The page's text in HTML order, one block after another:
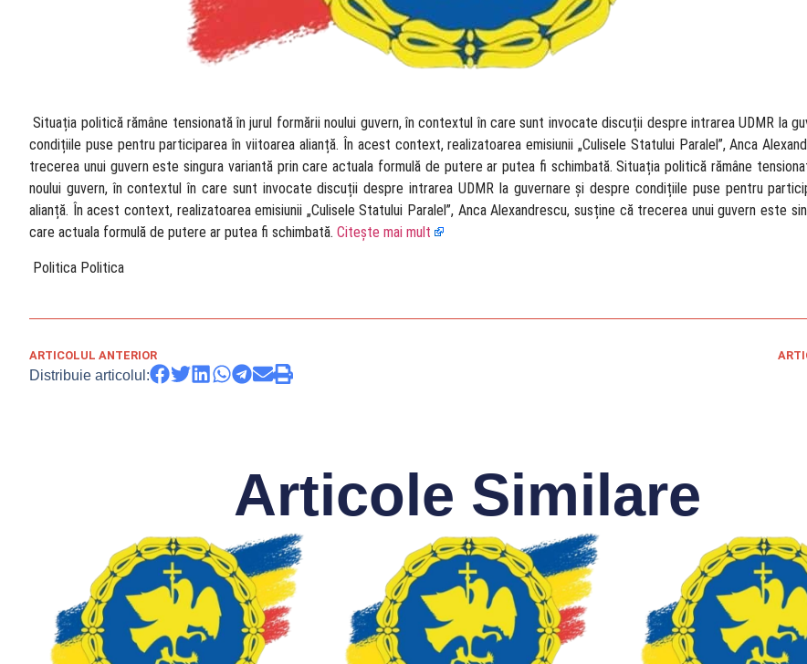
Situația politică rămâne tensionată în jurul formării noului guvern, în contextul în care sunt invocate discuții despre intrarea UDMR la
condițiile puse pentru participarea în viitoarea alianță. În acest context, realizatoarea emisiunii „Culisele Statului Paralel”, Anca
trecerea unui guvern este singura variantă prin care actuala formulă de putere ar putea fi schimbată. Situația politică rămâne
noului guvern, în contextul în care sunt invocate discuții despre intrarea UDMR la guvernare și despre condițiile puse pentru
alianță. În acest context, realizatoarea emisiunii „Culisele Statului Paralel”, Anca Alexandrescu, susține că trecerea unui guvern este
care actuala formulă de putere ar putea fi schimbată. Citește mai mult
​ Politica Politica
ARTICOLUL ANTERIOR
Distribuie articolul:
Articole Similare